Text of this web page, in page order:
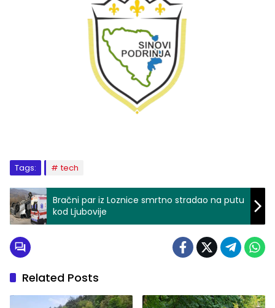
Tags: tech
Bračni par iz Loznice smrtno stradao na putu
kod Ljubovije
Related Posts